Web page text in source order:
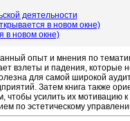
деятельности
в новом окне)
в новом окне)
опыт и мнения по
взлеты и падения, которые
для самой широкой
Затем книга также
усилить их мотивацию
по эстетическому